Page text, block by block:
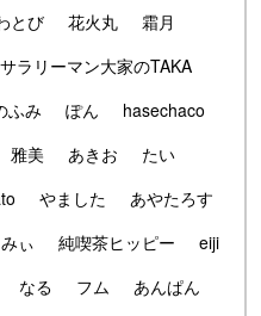
とび 花火丸
霜月
サラリーマン大家のTAKA
ふみ ぽん
hasechaco
雅美 あきお
たい
やました
あやたろす
みぃ 純喫茶ヒッピー
eiji
なる フム
あんぱん